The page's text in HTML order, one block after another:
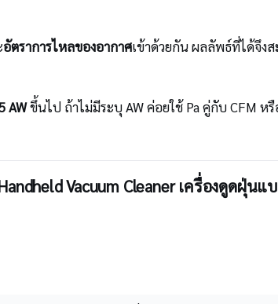
อัตราการไหลของอากาศเข้าด้วยกัน ผลลัพธ์ที่ได้จึง
AWขึ้นไป ถ้าไม่มีระบุ AW ค่อยใช้ Pa คู่กับ CFM ห
Vacuum Cleaner เครื่องดูดฝุ่นแ